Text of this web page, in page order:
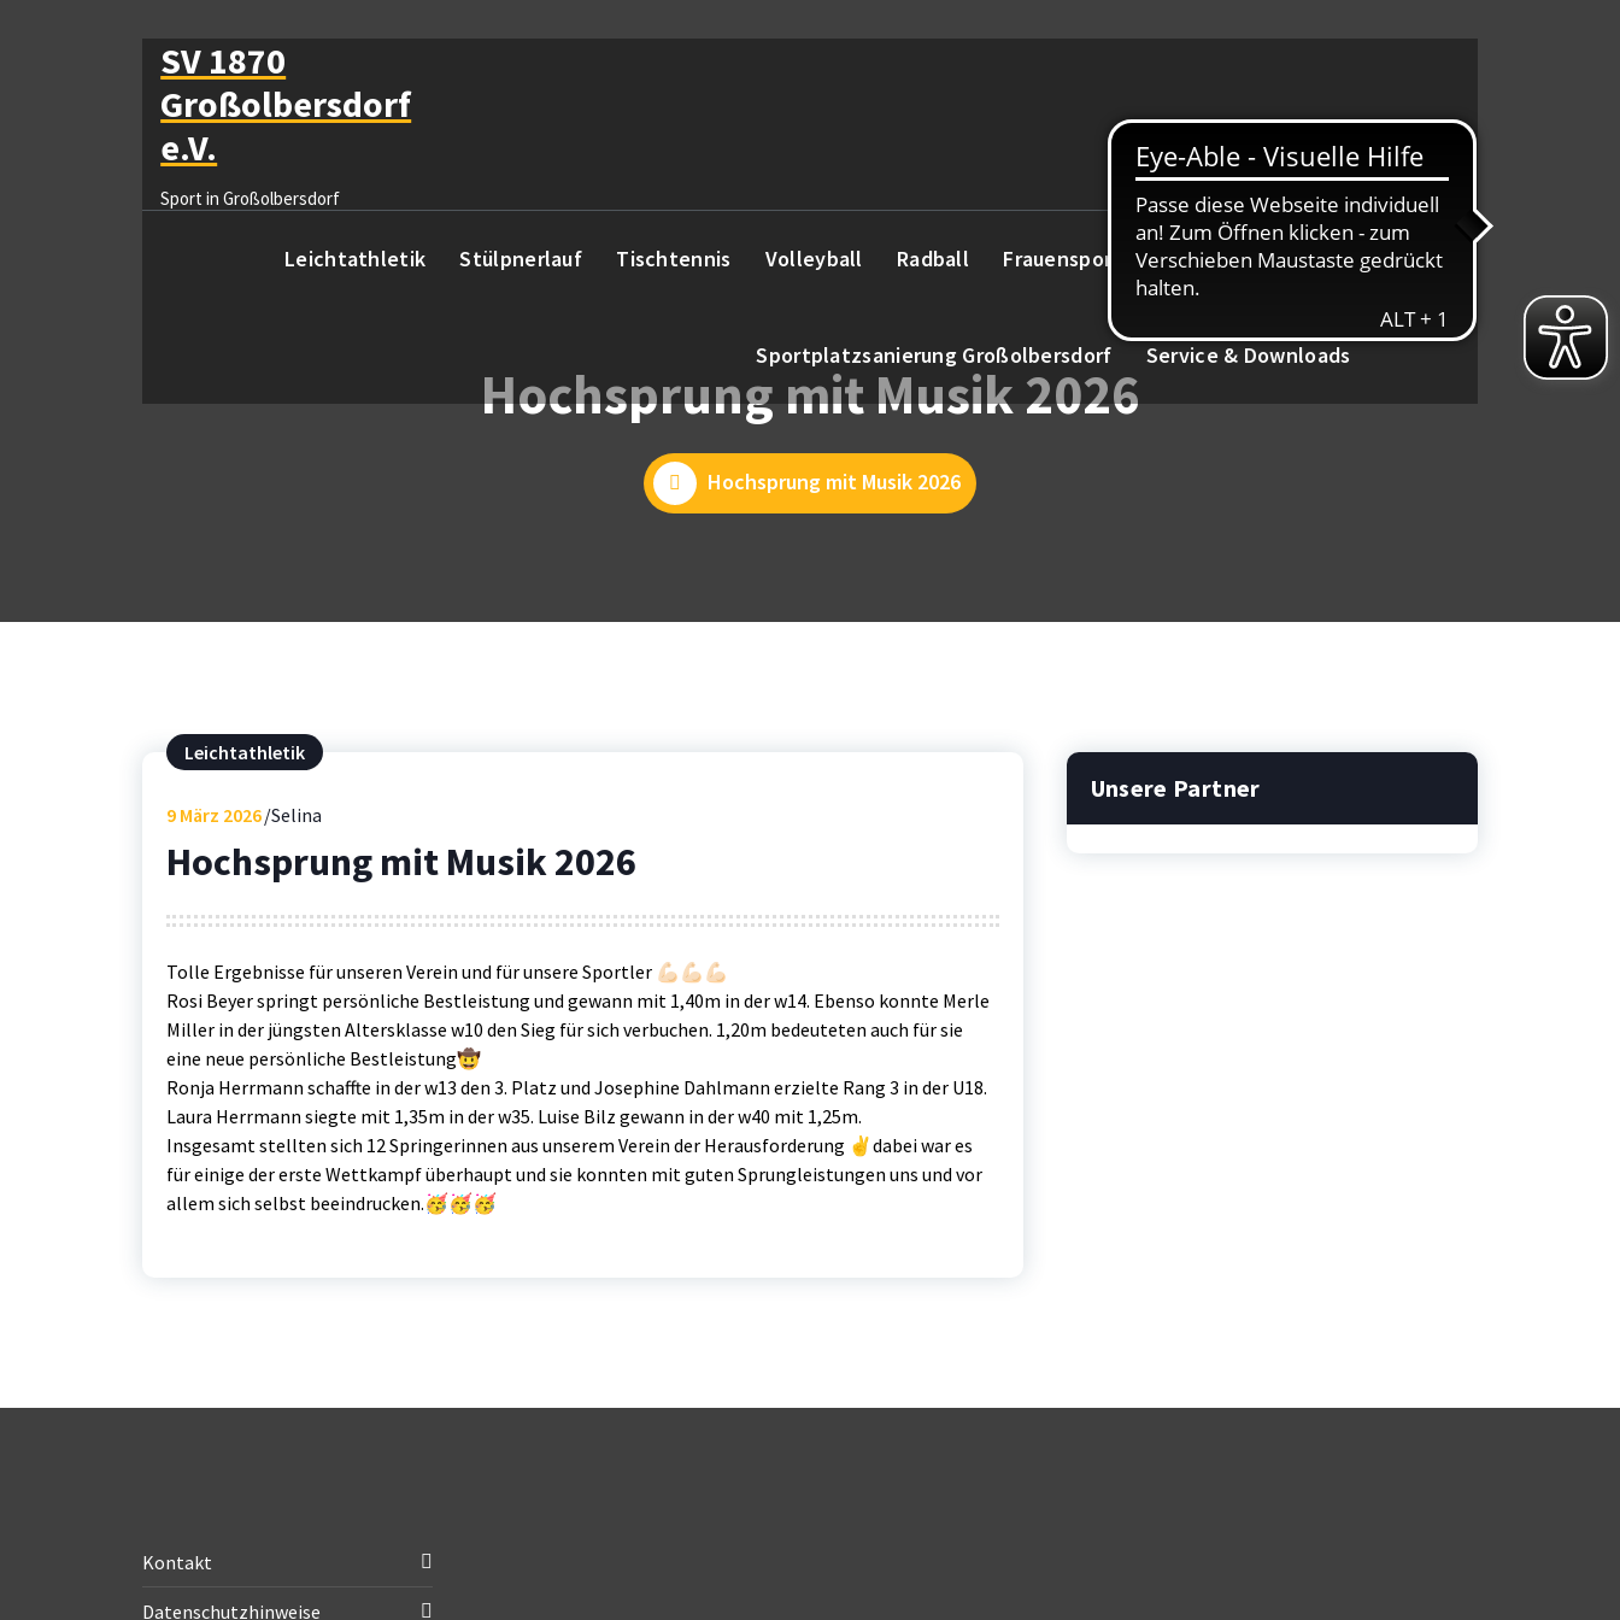
SV 1870
Großolbersdorf
e.V.
Sport in Großolbersdorf
Leichtathletik Stülpnerlauf Tischtennis Volleyball Radball Frauensport Alte Herren Tanz
Sportplatzsanierung Großolbersdorf Service & Downloads
Hochsprung mit Musik 2026
Hochsprung mit Musik 2026
Leichtathletik
9 März 2026 Selina
Hochsprung mit Musik 2026
Tolle Ergebnisse für unseren Verein und für unsere Sportler 💪🏻💪🏻💪🏻
Rosi Beyer springt persönliche Bestleistung und gewann mit 1,40m in der w14. Ebenso konnte Merle
Miller in der jüngsten Altersklasse w10 den Sieg für sich verbuchen. 1,20m bedeuteten auch für sie
eine neue persönliche Bestleistung🤠
Ronja Herrmann schaffte in der w13 den 3. Platz und Josephine Dahlmann erzielte Rang 3 in der U18.
Laura Herrmann siegte mit 1,35m in der w35. Luise Bilz gewann in der w40 mit 1,25m.
Insgesamt stellten sich 12 Springerinnen aus unserem Verein der Herausforderung ✌️dabei war es
für einige der erste Wettkampf überhaupt und sie konnten mit guten Sprungleistungen uns und vor
allem sich selbst beeindrucken.🥳🥳🥳
Unsere Partner
Kontakt
Datenschutzhinweise